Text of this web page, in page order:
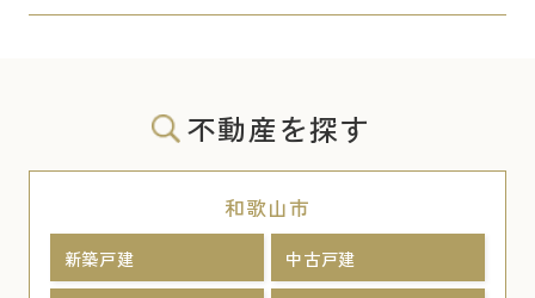
不動産を探す
和歌山市
新築戸建 中古戸建